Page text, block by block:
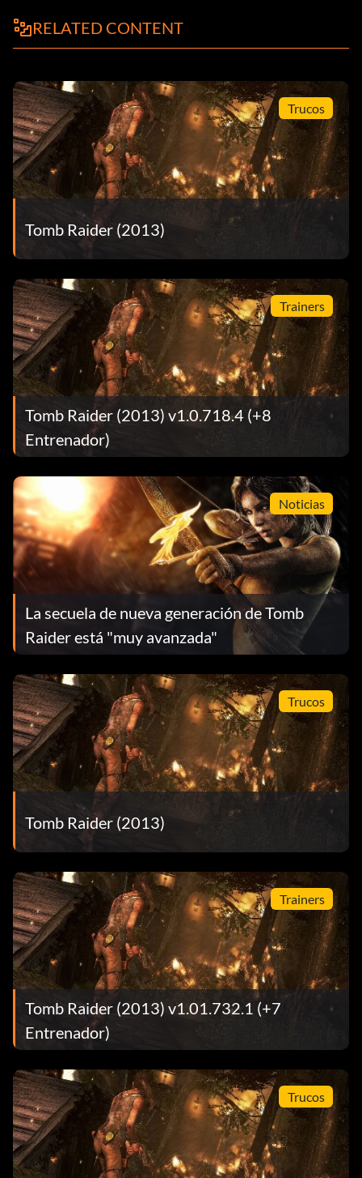
RELATED CONTENT
Trucos
Tomb Raider (2013)
Trainers
Tomb Raider (2013) v1.0.718.4 (+8
Entrenador)
Noticias
La secuela de nueva generación de Tomb
Raider está "muy avanzada"
Trucos
Tomb Raider (2013)
Trainers
Tomb Raider (2013) v1.01.732.1 (+7
Entrenador)
Trucos